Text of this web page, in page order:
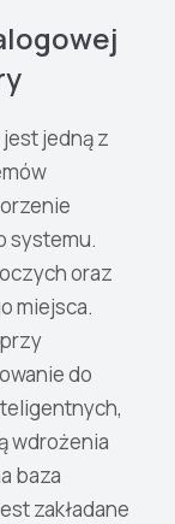
jedną z
systemu.
oraz
miejsca.
do
wdrożenia
baza
zakładane